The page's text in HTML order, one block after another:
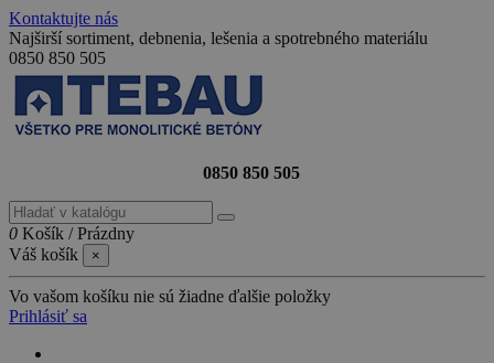
Kontaktujte nás
Najširší sortiment, debnenia, lešenia a spotrebného materiálu
0850 850 505
0850 850 505
0 Košík /Prázdny
Váš košík
×
Vo vašom košíku nie sú žiadne ďalšie položky
Prihlásiť sa